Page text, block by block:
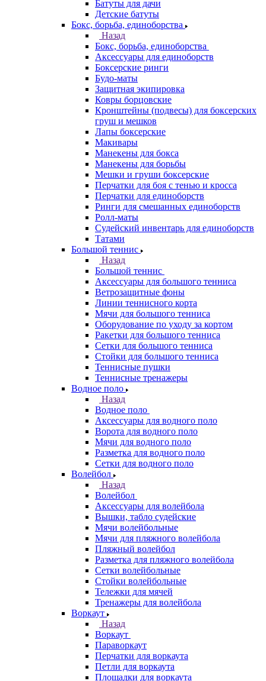
Батуты для дачи
Детские батуты
Бокс, борьба, единоборства
Назад
Бокс, борьба, единоборства
Аксессуары для единоборств
Боксерские ринги
Будо-маты
Защитная экипировка
Ковры борцовские
Кронштейны (подвесы) для боксерских
груш и мешков
Лапы боксерские
Макивары
Манекены для бокса
Манекены для борьбы
Мешки и груши боксерские
Перчатки для боя с тенью и кросса
Перчатки для единоборств
Ринги для смешанных единоборств
Ролл-маты
Судейский инвентарь для единоборств
Татами
Большой теннис
Назад
Большой теннис
Аксессуары для большого тенниса
Ветрозащитные фоны
Линии теннисного корта
Мячи для большого тенниса
Оборудование по уходу за кортом
Ракетки для большого тенниса
Сетки для большого тенниса
Стойки для большого тенниса
Теннисные пушки
Теннисные тренажеры
Водное поло
Назад
Водное поло
Аксессуары для водного поло
Ворота для водного поло
Мячи для водного поло
Разметка для водного поло
Сетки для водного поло
Волейбол
Назад
Волейбол
Аксессуары для волейбола
Вышки, табло судейские
Мячи волейбольные
Мячи для пляжного волейбола
Пляжный волейбол
Разметка для пляжного волейбола
Сетки волейбольные
Стойки волейбольные
Тележки для мячей
Тренажеры для волейбола
Воркаут
Назад
Воркаут
Параворкаут
Перчатки для воркаута
Петли для воркаута
Площадки для воркаута